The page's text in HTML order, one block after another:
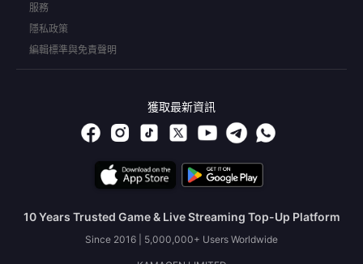
服務
隱私政策
編輯標準與免責聲明
獲取最新資訊
10 Years Trusted Game & Live Streaming Top-Up Platform
Since 2016 | 5,000,000+ Users Worldwide